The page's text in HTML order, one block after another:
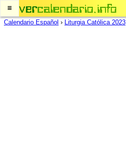
≡
Calendario Español › Liturgia Católica 2023